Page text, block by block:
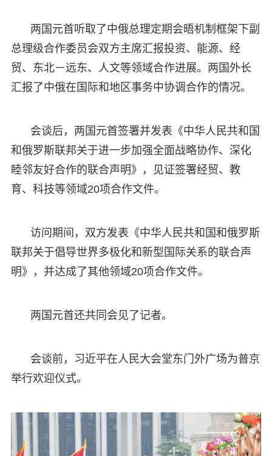
两国元首听取了中俄总理定期会晤机制框架下副
总理级合作委员会双方主席汇报投资、能源、经
贸、东北－远东、人文等领域合作进展。两国外长
汇报了中俄在国际和地区事务中协调合作的情况。
会谈后，两国元首签署并发表《中华人民共和国
和俄罗斯联邦关于进一步加强全面战略协作、深化
睦邻友好合作的联合声明》，见证签署经贸、教
育、科技等领域20项合作文件。
访问期间，双方发表《中华人民共和国和俄罗斯
联邦关于倡导世界多极化和新型国际关系的联合声
明》，并达成了其他领域20项合作文件。
两国元首还共同会见了记者。
会谈前，习近平在人民大会堂东门外广场为普京
举行欢迎仪式。